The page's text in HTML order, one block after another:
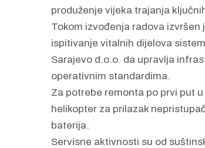
produženje vijeka trajanja
Tokom izvođenja radova
ispitivanje vitalnih dijelova
Sarajevo d.o.o. da upravlja
operativnim standardima.
Za potrebe remonta po prvi put
helikopter za prilazak
baterija.
Servisne aktivnosti su od